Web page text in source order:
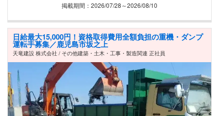
掲載期間：2026/07/28～2026/08/10
日給最大15,000円！資格取得費用全額負担の重機・ダンプ
運転手募集／鹿児島市坂之上
天竜建設 株式会社 / その他建築・土木・工事・製造関連 正社員